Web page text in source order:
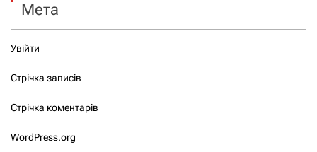
Мета
Увійти
Стрічка записів
Стрічка коментарів
WordPress.org